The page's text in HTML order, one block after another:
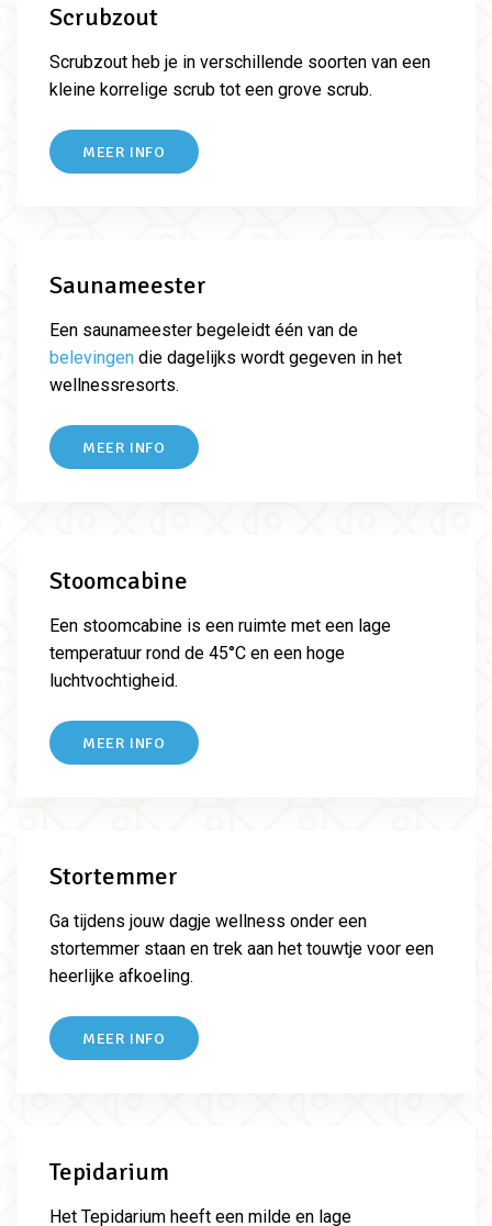
Scrubzout
Scrubzout heb je in verschillende soorten van een
kleine korrelige scrub tot een grove scrub.
MEER INFO
Saunameester
Een saunameester begeleidt één van de
belevingen die dagelijks wordt gegeven in het
wellnessresorts.
MEER INFO
Stoomcabine
Een stoomcabine is een ruimte met een lage
temperatuur rond de 45°C en een hoge
luchtvochtigheid.
MEER INFO
Stortemmer
Ga tijdens jouw dagje wellness onder een
stortemmer staan en trek aan het touwtje voor een
heerlijke afkoeling.
MEER INFO
Tepidarium
Het Tepidarium heeft een milde en lage